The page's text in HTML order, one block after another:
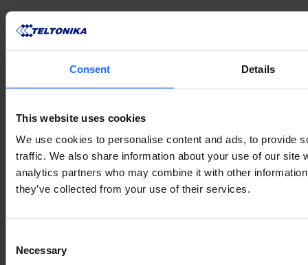
Consent Details
This website uses cookies
We use cookies to personalise content and ads, to provide
traffic. We also share information about your use of our site
analytics partners who may combine it with other
they’ve collected from your use of their services.
Selection
Necessary
VERWANDTE
PRODUKTE